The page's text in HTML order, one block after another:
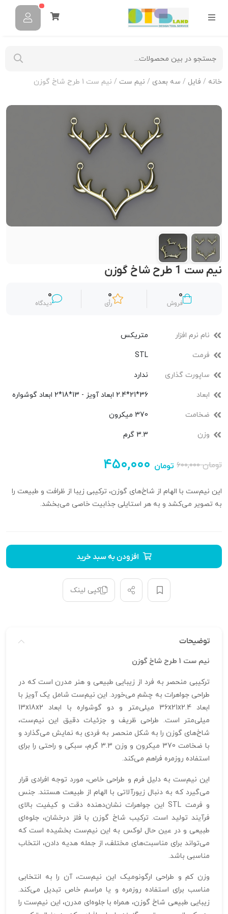
خانه / فایل / سه بعدی / نیم ست / نیم ست 1 طرح شاخ گوزن
نیم ست 1 طرح شاخ گوزن
0
فروش
0
رأی
0
دیدگاه
نام نرم افزار متریکس
فرمت STL
ساپورت گذاری ندارد
ابعاد 36*21*2.4 ابعاد آویز - 13*18*2 ابعاد گوشواره
ضخامت 370 میکرون
وزن 3.3 گرم
۶۰۰,۰۰۰تومان ۴۵۰,۰۰۰ تومان
این نیم‌ست با الهام از شاخ‌های گوزن، ترکیبی زیبا از ظرافت و طبیعت را
به تصویر می‌کشد و به هر استایلی جذابیت خاصی می‌بخشد.
افزودن به سبد خرید
کپی لینک
توضیحات
نیم ست 1 طرح شاخ گوزن
ترکیبی منحصر به فرد از زیبایی طبیعی و هنر مدرن است که در
طراحی جواهرات به چشم می‌خورد. این نیم‌ست شامل یک آویز با
ابعاد 36x21x2.4 میلی‌متر و دو گوشواره با ابعاد 13x18x2
میلی‌متر است. طراحی ظریف و جزئیات دقیق این نیم‌ست،
شاخ‌های گوزن را به شکل منحصر به فردی به نمایش می‌گذارد و
با ضخامت 370 میکرون و وزن 3.3 گرم، سبکی و راحتی را برای
استفاده روزمره فراهم می‌کند.
این نیم‌ست به دلیل فرم و طراحی خاص، مورد توجه افرادی قرار
می‌گیرد که به دنبال زیورآلاتی با الهام از طبیعت هستند. جنس
و فرمت STL این جواهرات نشان‌دهنده دقت و کیفیت بالای
فرآیند تولید است. ترکیب شاخ گوزن با فلز درخشان، جلوه‌ای
طبیعی و در عین حال لوکس به این نیم‌ست بخشیده است که
می‌تواند برای مناسبت‌های مختلف، از جمله هدیه دادن، انتخاب
مناسبی باشد.
وزن کم و طراحی ارگونومیک این نیم‌ست، آن را به انتخابی
مناسب برای استفاده روزمره و یا مراسم خاص تبدیل می‌کند.
زیبایی طبیعی شاخ گوزن، همراه با جلوه‌ای مدرن، این نیم‌ست را